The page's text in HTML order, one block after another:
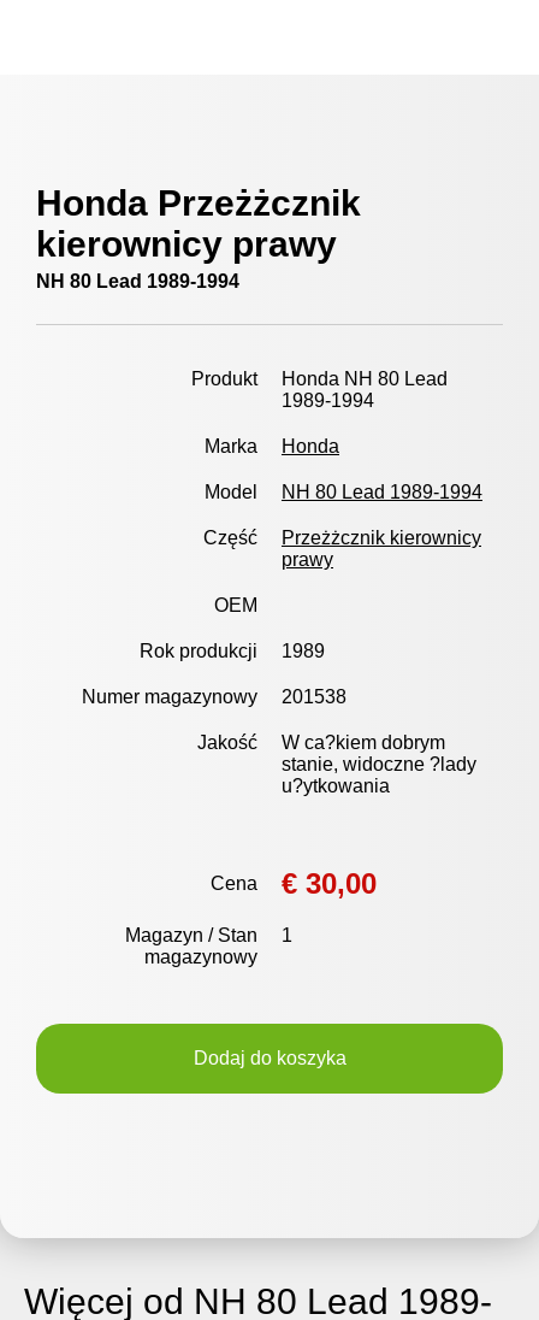
Honda Przeżżcznik
kierownicy prawy
NH 80 Lead 1989-1994
Produkt
Honda NH 80 Lead
1989-1994
Marka Honda
Model NH 80 Lead 1989-1994
Część
Przeżżcznik kierownicy
prawy
OEM
Rok produkcji 1989
Numer magazynowy 201538
Jakość
W ca?kiem dobrym
stanie, widoczne ?lady
u?ytkowania
Cena € 30,00
Magazyn / Stan
magazynowy
1
Dodaj do koszyka
Więcej od NH 80 Lead 1989-